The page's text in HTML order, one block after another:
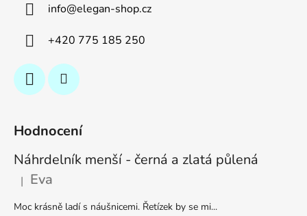
info@elegan-shop.cz
+420 775 185 250
Hodnocení
Náhrdelník menší - černá a zlatá půlená
Hodnocení produktu je 5 z 5 hvězdiček.
| Eva
Moc krásně ladí s náušnicemi. Řetízek by se mi...